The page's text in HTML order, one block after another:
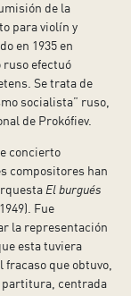
de la
para violín y
en 1935 en
efectuó
Se trata de
socialista” ruso,
de Prokófiev.
concierto
compositores han
El burgués
Fue
la representación
esta tuviera
fracaso que obtuvo,
partitura, centrada